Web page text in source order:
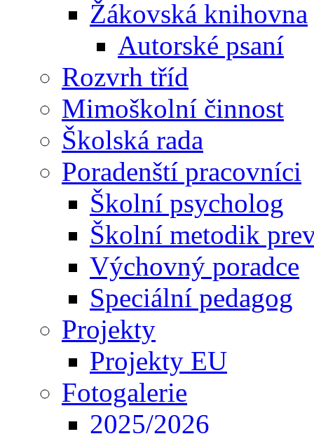
Žákovská knihovna
Autorské psaní
Rozvrh tříd
Mimoškolní činnost
Školská rada
Poradenští pracovníci
Školní psycholog
Školní metodik
Výchovný poradce
Speciální pedagog
Projekty
Projekty EU
Fotogalerie
2025/2026